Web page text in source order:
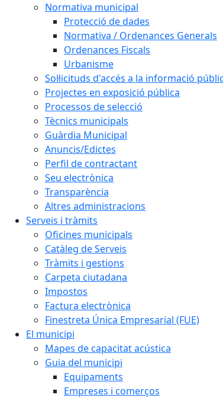
Normativa municipal
Protecció de dades
Normativa / Ordenances Generals
Ordenances Fiscals
Urbanisme
Sol·licituds d'accés a la informació
Projectes en exposició pública
Processos de selecció
Tècnics municipals
Guàrdia Municipal
Anuncis/Edictes
Perfil de contractant
Seu electrònica
Transparència
Altres administracions
Serveis i tràmits
Oficines municipals
Catàleg de Serveis
Tràmits i gestions
Carpeta ciutadana
Impostos
Factura electrònica
Finestreta Única Empresarial (FUE)
El municipi
Mapes de capacitat acústica
Guia del municipi
Equipaments
Empreses i comerços